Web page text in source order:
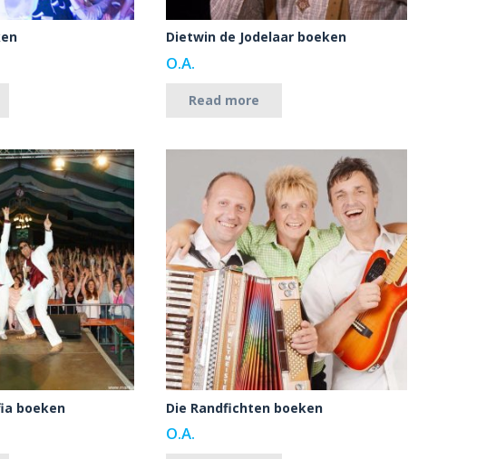
Dietwin de Jodelaar boeken
O.A.
Read more
boeken Die Randfichten boeken
O.A.